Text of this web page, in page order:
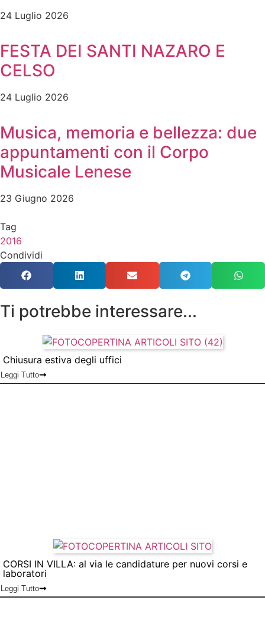
24 Luglio 2026
FESTA DEI SANTI NAZARO E
CELSO
24 Luglio 2026
Musica, memoria e bellezza: due
appuntamenti con il Corpo
Musicale Lenese
23 Giugno 2026
Tag
2016
Condividi
Ti potrebbe interessare...
Chiusura estiva degli uffici
Leggi Tutto
CORSI IN VILLA: al via le candidature per nuovi corsi e
laboratori
Leggi Tutto